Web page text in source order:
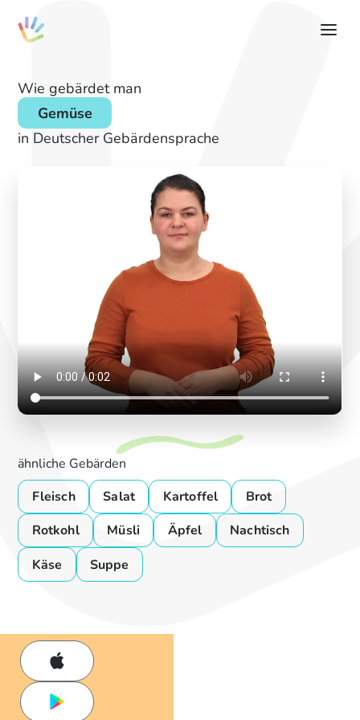
Wie gebärdet man
Gemüse
in Deutscher Gebärdensprache
ähnliche Gebärden
Fleisch
Salat Kartoffel
Brot
Rotkohl
Müsli Äpfel
Nachtisch
Käse
Suppe